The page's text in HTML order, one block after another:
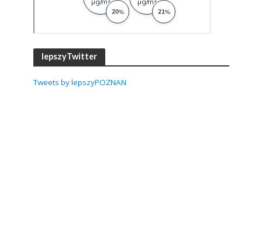
lepszyTwitter
Tweets by lepszyPOZNAN